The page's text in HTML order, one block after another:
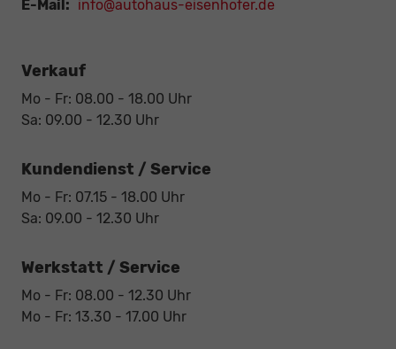
E-Mail: info@autohaus-eisenhofer.de
Verkauf
Mo - Fr: 08.00 - 18.00 Uhr
Sa: 09.00 - 12.30 Uhr
Kundendienst / Service
Mo - Fr: 07.15 - 18.00 Uhr
Sa: 09.00 - 12.30 Uhr
Werkstatt / Service
Mo - Fr: 08.00 - 12.30 Uhr
Mo - Fr: 13.30 - 17.00 Uhr